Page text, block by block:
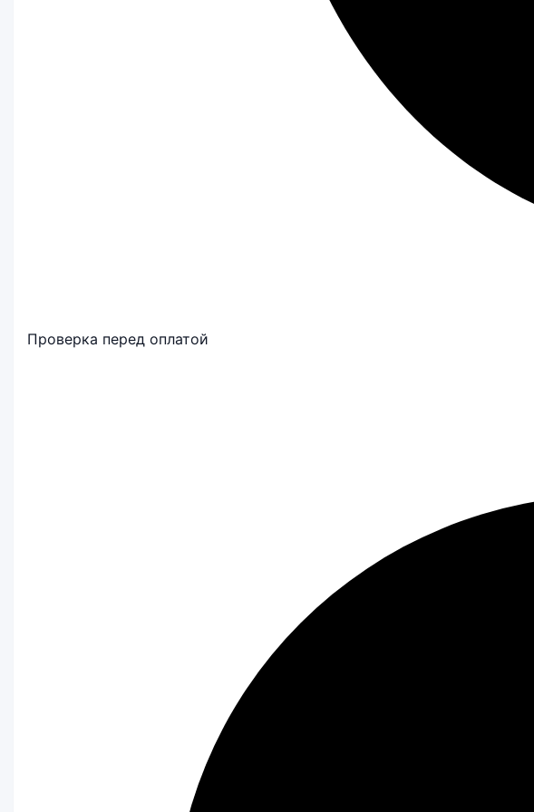
Проверка перед оплатой